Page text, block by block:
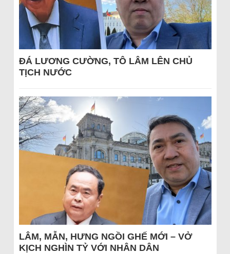
ĐÁ LƯƠNG CƯỜNG, TÔ LÂM LÊN CHỦ
TỊCH NƯỚC
LÂM, MẪN, HƯNG NGỒI GHẾ MỚI – VỞ
KỊCH NGHÌN TỶ VỚI NHÂN DÂN